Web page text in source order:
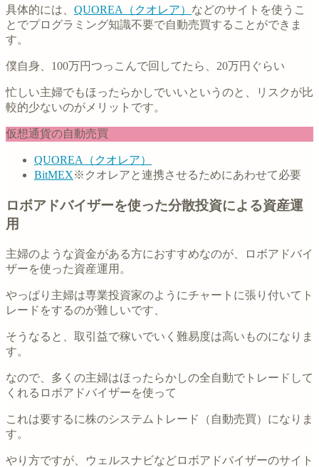
具体的には、 QUOREA（クオレア） などのサイトを使うこ
とでプログラミング知識不要で自動売買することができま
す。
僕自身、100万円つっこんで回してたら、20万円ぐらい
忙しい主婦でもほったらかしでいいというのと、リスクが比
較的少ないのがメリットです。
仮想通貨の自動売買
QUOREA（クオレア）
BitMEX※クオレアと連携させるためにあわせて必要
ロボアドバイザーを使った分散投資による資産運
用
主婦のような資金がある方におすすめなのが、ロボアドバイ
ザーを使った資産運用。
やっぱり主婦は専業投資家のようにチャートに張り付いてト
レードをするのが難しいです、
そうなると、取引益で稼いでいく難易度は高いものになりま
す。
なので、多くの主婦はほったらかしの全自動でトレードして
くれるロボアドバイザーを使って
これは要するに株のシステムトレード（自動売買）になりま
す。
やり方ですが、ウェルスナビなどロボアドバイザーのサイト